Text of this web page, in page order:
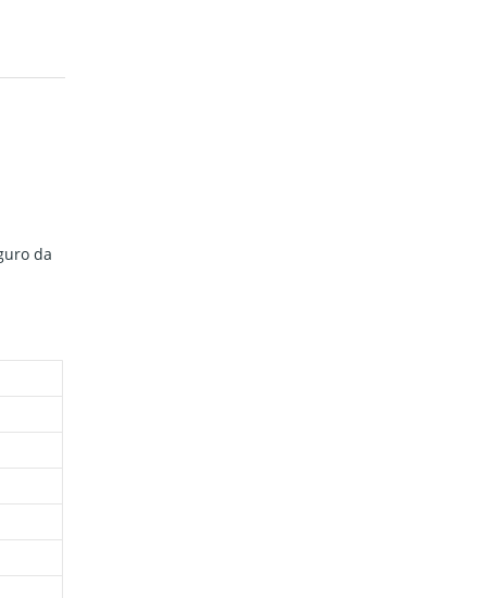
da